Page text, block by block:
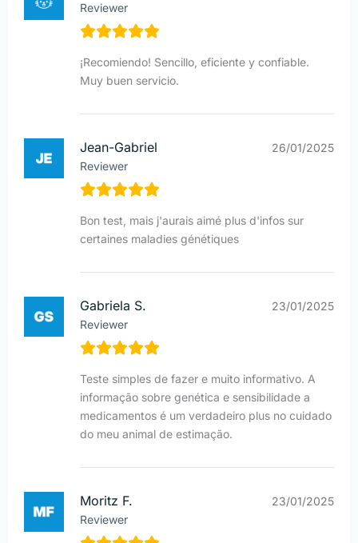
Reviewer
¡Recomiendo! Sencillo, eficiente y confiable.
Muy buen servicio.
Jean-Gabriel
Reviewer
26/01/2025
Bon test, mais j'aurais aimé plus d'infos sur
certaines maladies génétiques
Gabriela S.
Reviewer
23/01/2025
Teste simples de fazer e muito informativo. A
informação sobre genética e sensibilidade a
medicamentos é um verdadeiro plus no cuidado
do meu animal de estimação.
Moritz F.
Reviewer
23/01/2025